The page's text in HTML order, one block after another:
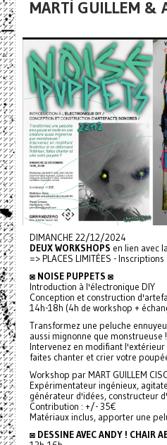
MARTÍ GUILLEM &
DIMANCHE 22/12/2024
DEUX WORKSHOPS en lien avec la
=> PLACES LIMITÉES - Inscriptions :
◙ NOISE PUPPETS ◙
Introduction à l'électronique DIY
Conception et construction
14h-18h (4h de workshop +
Transformez une peluche
aussi mignonne que monstrueuse !
Intervenez en modifiant
faites chanter et crier votre
Workshop par MART GUILLEM
Expérimentateur ingénieux,
générateur d'idées, constructeur
Contribution : +/- 35€
Matériaux inclus, apporter une
◙ DESSINE AVEC ANDY ! CHAIR